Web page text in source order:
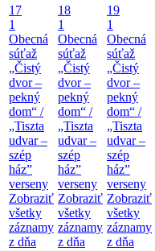
17
1
Obecná
súťaž
„Čistý
dvor –
pekný
dom“ /
„Tiszta
udvar –
szép
ház”
verseny
Zobraziť
všetky
záznamy
z dňa
18
1
Obecná
súťaž
„Čistý
dvor –
pekný
dom“ /
„Tiszta
udvar –
szép
ház”
verseny
Zobraziť
všetky
záznamy
z dňa
19
1
Obecná
súťaž
„Čistý
dvor –
pekný
dom“ /
„Tiszta
udvar –
szép
ház”
verseny
Zobraziť
všetky
záznamy
z dňa